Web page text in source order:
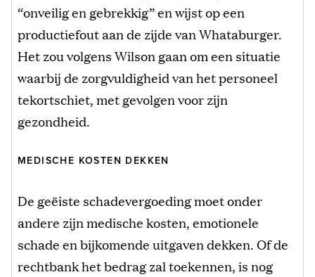
“onveilig en gebrekkig” en wijst op een
productiefout aan de zijde van Whataburger.
Het zou volgens Wilson gaan om een situatie
waarbij de zorgvuldigheid van het personeel
tekortschiet, met gevolgen voor zijn
gezondheid.
MEDISCHE KOSTEN DEKKEN
De geëiste schadevergoeding moet onder
andere zijn medische kosten, emotionele
schade en bijkomende uitgaven dekken. Of de
rechtbank het bedrag zal toekennen, is nog